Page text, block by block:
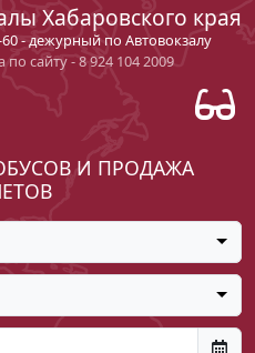
Хабаровского края
60 - дежурный по Автовокзалу
по сайту - 8 924 104 2009
И ПРОДАЖА